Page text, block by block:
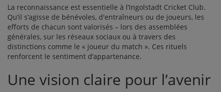
La reconnaissance est essentielle à l’Ingolstadt Cricket Club.
Qu’il s’agisse de bénévoles, d'entraîneurs ou de joueurs, les
efforts de chacun sont valorisés – lors des assemblées
générales, sur les réseaux sociaux ou à travers des
distinctions comme le « joueur du match ». Ces rituels
renforcent le sentiment d’appartenance.
Une vision claire pour l’avenir